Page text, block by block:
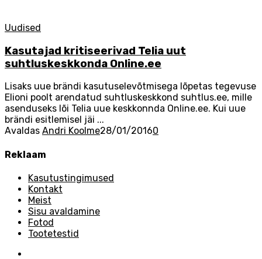
Uudised
Kasutajad kritiseerivad Telia uut
suhtluskeskkonda Online.ee
Lisaks uue brändi kasutuselevõtmisega lõpetas tegevuse
Elioni poolt arendatud suhtluskeskkond suhtlus.ee, mille
asenduseks lõi Telia uue keskkonnda Online.ee. Kui uue
brändi esitlemisel jäi ...
Avaldas Andri Koolme28/01/20160
Reklaam
Kasutustingimused
Kontakt
Meist
Sisu avaldamine
Fotod
Tootetestid